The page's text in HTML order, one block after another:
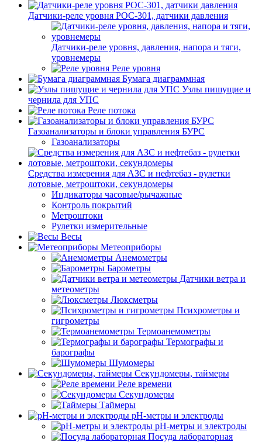
Датчики-реле уровня РОС-301, датчики давления
Датчики-реле уровня, давления, напора и тяги,
уровнемеры
Реле уровня
Бумага диаграммная
Узлы пишущие и
чернила для УПС
Реле потока
Газоанализаторы и блоки управления БУРС
Газоанализаторы
Средства измерения для АЗС и нефтебаз - рулетки
лотовые, метроштоки, секундомеры
Индикаторы часовые/рычажные
Контроль покрытий
Метроштоки
Рулетки измерительные
Весы
Метеоприборы
Анемометры
Барометры
Датчики ветра и
метеометры
Люксметры
Психрометры и
гигрометры
Термоанемометры
Термографы и
барографы
Шумомеры
Секундомеры, таймеры
Реле времени
Секундомеры
Таймеры
pH-метры и электроды
pH-метры и электроды
Посуда лабораторная